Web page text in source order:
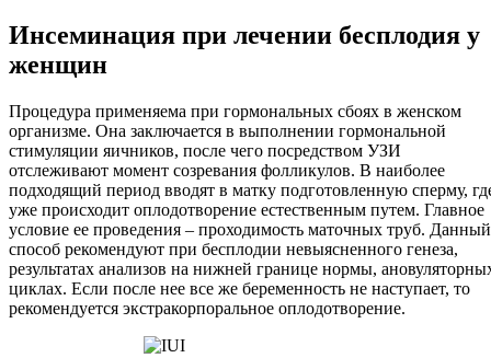
Инсеминация при лечении бесплодия у
женщин
Процедура применяема при гормональных сбоях в женском
организме. Она заключается в выполнении гормональной
стимуляции яичников, после чего посредством УЗИ
отслеживают момент созревания фолликулов. В наиболее
подходящий период вводят в матку подготовленную сперму,
уже происходит оплодотворение естественным путем. Главное
условие ее проведения – проходимость маточных труб. Данный
способ рекомендуют при бесплодии невыясненного генеза,
результатах анализов на нижней границе нормы,
циклах. Если после нее все же беременность не наступает, то
рекомендуется экстракорпоральное оплодотворение.